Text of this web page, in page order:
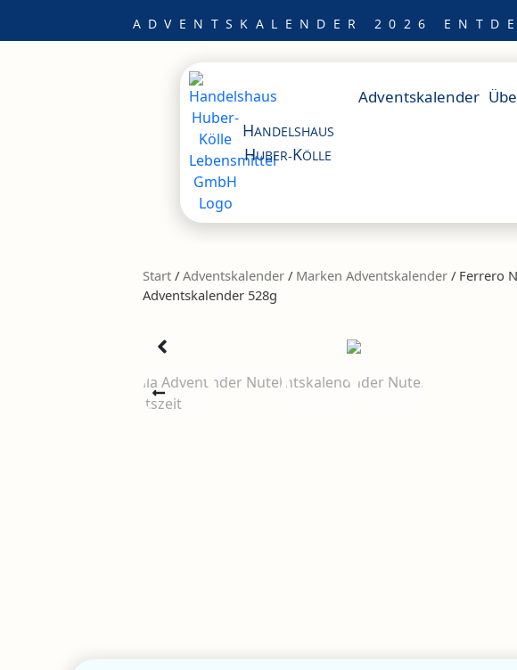
ADVENTSKALENDER 2026
HANDELSHAUS
HUBER-KÖLLE
Adventskalender
Start /Adventskalender / Marken Adventskalender / Ferrero
Adventskalender 528g